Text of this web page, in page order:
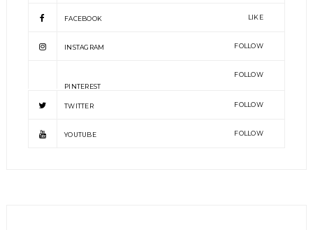
FACEBOOK LIKE
INSTAGRAM FOLLOW
PINTEREST
FOLLOW
TWITTER FOLLOW
YOUTUBE FOLLOW